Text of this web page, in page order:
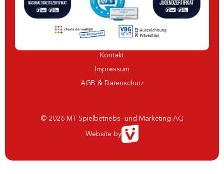
Kontakt
Impressum
AGB & Datenschutz
© 2026 MT Spielbetriebs- und Marketing AG
Website by